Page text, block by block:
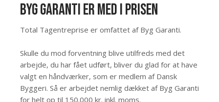
Byg Garanti er med i prisen
Total Tagentreprise er omfattet af Byg Garanti.
Skulle du mod forventning blive utilfreds med det
arbejde, du har fået udført, bliver du glad for at have
valgt en håndværker, som er medlem af Dansk
Byggeri. Så er arbejdet nemlig dækket af Byg Garanti
for helt op til 150.000 kr. inkl. moms.